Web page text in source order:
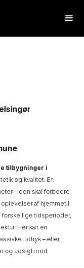
tilbygninger i
og kvalitet. En
– den skal forbedre
af hjemmet.I
forskellige tidsperioder,
Her kan en
udtryk – eller
og udsigt mod